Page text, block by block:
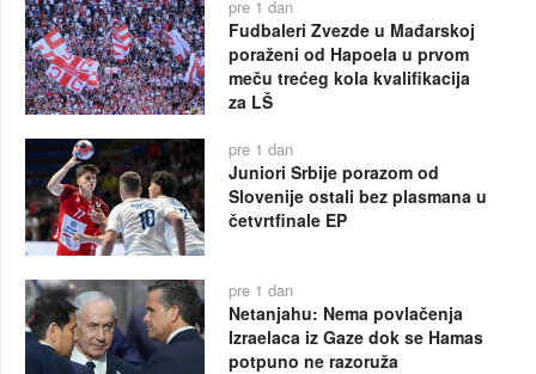
pre 1 dan
Fudbaleri Zvezde u Mađarskoj
poraženi od Hapoela u prvom
meču trećeg kola kvalifikacija
za LŠ
pre 1 dan
Juniori Srbije porazom od
Slovenije ostali bez plasmana u
četvrtfinale EP
pre 1 dan
Netanjahu: Nema povlačenja
Izraelaca iz Gaze dok se Hamas
potpuno ne razoruža